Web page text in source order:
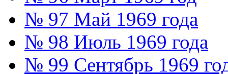
№ 97 Май 1969 года
№ 98 Июль 1969 года
№ 99 Сентябрь 1969